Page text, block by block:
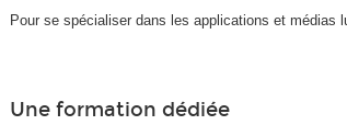
Pour se spécialiser dans les applications et médias
Une formation dédiée